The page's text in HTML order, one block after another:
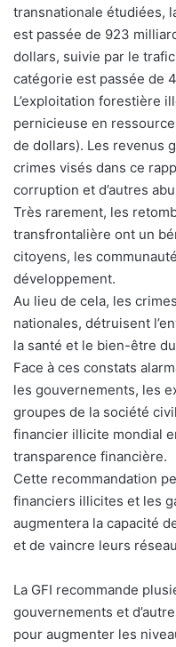
transnationale étudiées,
est passée de 923
dollars, suivie par le
catégorie est passée de
L’exploitation forestière
pernicieuse en
de dollars). Les revenus
crimes visés dans ce
corruption et d’autres
Très rarement, les
transfrontalière ont un
citoyens, les
développement.
Au lieu de cela, les
nationales, détruisent
la santé et le bien-être
Face à ces constats
les gouvernements, les
groupes de la société
financier illicite mondial
transparence financière.
Cette recommandation
financiers illicites et les
augmentera la capacité
et de vaincre leurs
La GFI recommande
gouvernements et
pour augmenter les